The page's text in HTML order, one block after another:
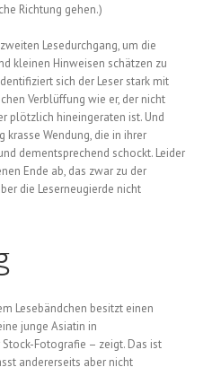
Richtung gehen.)
Lesedurchgang, um die
kleinen Hinweisen schätzen zu
sich der Leser stark mit
Verblüffung wie er, der nicht
plötzlich hineingeraten ist. Und
krasse Wendung, die in ihrer
dementsprechend schockt. Leider
Ende ab, das zwar zu der
die Leserneugierde nicht
Lesebändchen besitzt einen
junge Asiatin in
Fotografie – zeigt. Das ist
andererseits aber nicht